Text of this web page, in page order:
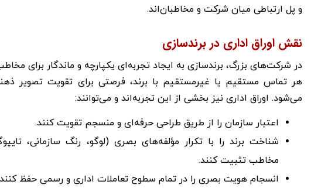
و پل ارتباطی میان شرکت و مخاطبان‌اند.
نقش اوراق اداری در برندسازی
در شرکت‌های بزرگ، برندسازی به ایجاد تجربه‌ای یکپارچه و ماندگار برای
هر تماس مستقیم یا غیرمستقیم با برند، فرصتی برای تقویت تصویر
می‌شود. اوراق اداری نیز بخشی از این تجربه‌اند و می‌توانند:
اعتبار سازمان را از طریق طراحی حرفه‌ای و منسجم تقویت کنند.
شناخت برند را با تکرار مؤلفه‌های بصری (لوگو، رنگ سازمانی،
مخاطب تثبیت کنند.
انسجام هویت بصری را در تمام سطوح تعاملات اداری و رسمی حفظ